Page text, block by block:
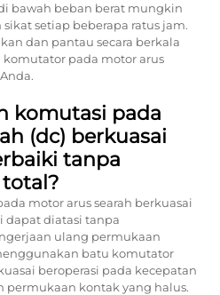
bawah beban berat mungkin
setiap beberapa ratus jam.
dan pantau secara berkala
pada motor arus
komutasi pada
(dc) berkuasai
tanpa
motor arus searah berkuasai
dapat diatasi tanpa
ulang permukaan
batu komutator
beroperasi pada kecepatan
kontak yang halus.